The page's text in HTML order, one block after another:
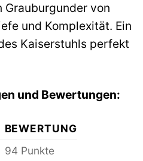
Grauburgunder von
und Komplexität. Ein
Kaiserstuhls perfekt
und Bewertungen:
BEWERTUNG
94 Punkte